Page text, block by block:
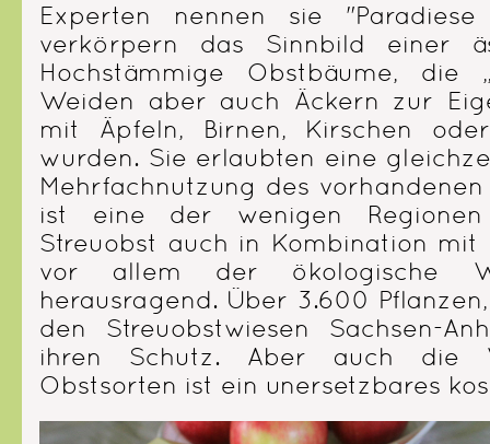
Experten nennen sie
verkörpern das Sinnbild einer
Hochstämmige Obstbäume, die
Weiden aber auch Äckern zur
mit Äpfeln, Birnen, Kirschen
wurden. Sie erlaubten eine
Mehrfachnutzung des
ist eine der wenigen
Streuobst auch in Kombination
vor allem der ökologische
herausragend. Über 3.600
den Streuobstwiesen Sachsen-
ihren Schutz. Aber auch die
Obstsorten ist ein unersetzbares